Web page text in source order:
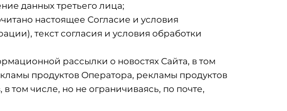
данных третьего лица;
настоящее Согласие и условия
текст согласия и условия обработки
рассылки о новостях Сайта, в том
продуктов Оператора, рекламы продуктов
том числе, но не ограничиваясь, по почте,